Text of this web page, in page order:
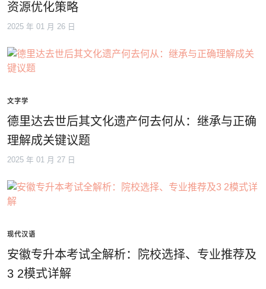
资源优化策略
2025 年 01 月 26 日
文字学
德里达去世后其文化遗产何去何从：继承与正确
理解成关键议题
2025 年 01 月 27 日
现代汉语
安徽专升本考试全解析：院校选择、专业推荐及
3 2模式详解